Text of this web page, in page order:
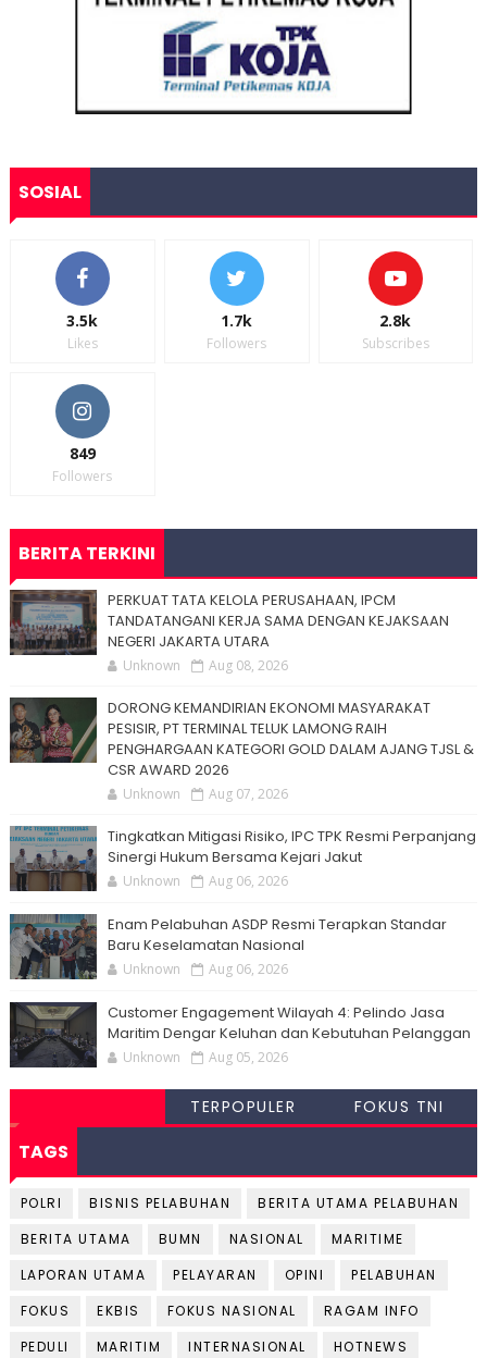
SOSIAL
3.5k
Likes
1.7k
Followers
2.8k
Subscribes
849
Followers
BERITA TERKINI
PERKUAT TATA KELOLA PERUSAHAAN, IPCM
TANDATANGANI KERJA SAMA DENGAN KEJAKSAAN
NEGERI JAKARTA UTARA
Unknown Aug 08, 2026
DORONG KEMANDIRIAN EKONOMI MASYARAKAT
PESISIR, PT TERMINAL TELUK LAMONG RAIH
PENGHARGAAN KATEGORI GOLD DALAM AJANG TJSL &
CSR AWARD 2026
Unknown Aug 07, 2026
Tingkatkan Mitigasi Risiko, IPC TPK Resmi Perpanjang
Sinergi Hukum Bersama Kejari Jakut
Unknown Aug 06, 2026
Enam Pelabuhan ASDP Resmi Terapkan Standar
Baru Keselamatan Nasional
Unknown Aug 06, 2026
Customer Engagement Wilayah 4: Pelindo Jasa
Maritim Dengar Keluhan dan Kebutuhan Pelanggan
Unknown Aug 05, 2026
TERPOPULER FOKUS TNI
TAGS
POLRI BISNIS PELABUHAN
BERITA UTAMA PELABUHAN
BERITA UTAMA
BUMN NASIONAL
MARITIME
LAPORAN UTAMA
PELAYARAN OPINI
PELABUHAN
FOKUS
EKBIS FOKUS NASIONAL
RAGAM INFO
PEDULI
MARITIM INTERNASIONAL
HOTNEWS